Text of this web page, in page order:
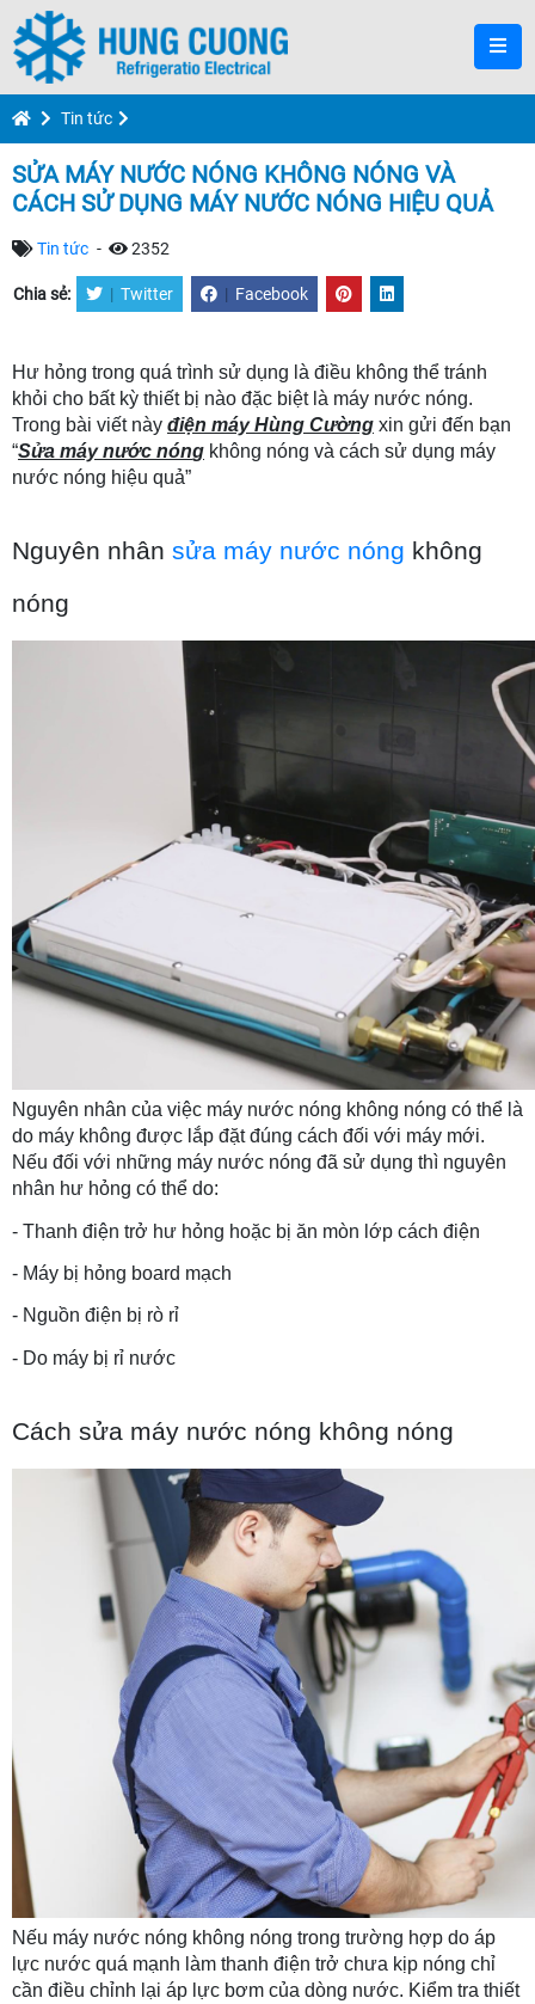
Tin tức
SỬA MÁY NƯỚC NÓNG KHÔNG NÓNG VÀ
CÁCH SỬ DỤNG MÁY NƯỚC NÓNG HIỆU QUẢ
Tin tức - 2352
Chia sẻ: | Twitter | Facebook
Hư hỏng trong quá trình sử dụng là điều không thể tránh
khỏi cho bất kỳ thiết bị nào đặc biệt là máy nước nóng.
Trong bài viết này điện máy Hùng Cường xin gửi đến bạn
“Sửa máy nước nóng không nóng và cách sử dụng máy
nước nóng hiệu quả”
Nguyên nhân sửa máy nước nóng không
nóng
Nguyên nhân của việc máy nước nóng không nóng có thể là
do máy không được lắp đặt đúng cách đối với máy mới.
Nếu đối với những máy nước nóng đã sử dụng thì nguyên
nhân hư hỏng có thể do:
- Thanh điện trở hư hỏng hoặc bị ăn mòn lớp cách điện
- Máy bị hỏng board mạch
- Nguồn điện bị rò rỉ
- Do máy bị rỉ nước
Cách sửa máy nước nóng không nóng
Nếu máy nước nóng không nóng trong trường hợp do áp
lực nước quá mạnh làm thanh điện trở chưa kịp nóng chỉ
cần điều chỉnh lại áp lực bơm của dòng nước. Kiểm tra thiết